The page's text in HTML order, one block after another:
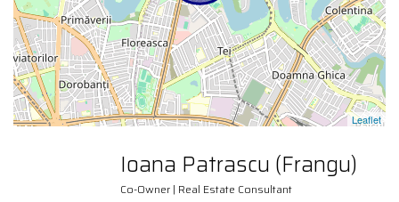
Leaflet
Ioana Patrascu (Frangu)
Co-Owner | Real Estate Consultant